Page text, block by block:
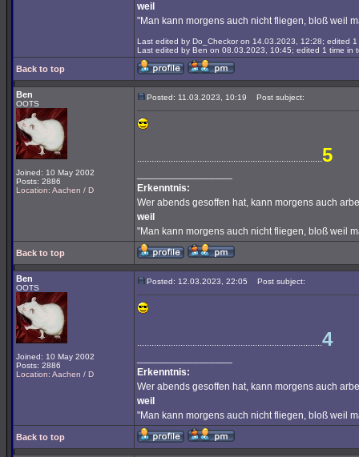
weil
"Man kann morgens auch nicht fliegen, bloß weil
Last edited by Do_Checkor on 14.03.2023, 12:28; edited 1
Last edited by Ben on 08.03.2023, 10:45; edited 1 time in
Back to top
Ben
OOTS
Joined: 10 May 2002
Posts: 2886
Location: Aachen / D
Posted: 11.03.2023, 10:19 Post subject:
.............................................................................5
Erkenntnis:
Wer abends gesoffen hat, kann morgens auch
weil
"Man kann morgens auch nicht fliegen, bloß weil
Back to top
Ben
OOTS
Joined: 10 May 2002
Posts: 2886
Location: Aachen / D
Posted: 12.03.2023, 22:05 Post subject:
.............................................................................4
Erkenntnis:
Wer abends gesoffen hat, kann morgens auch
weil
"Man kann morgens auch nicht fliegen, bloß weil
Back to top